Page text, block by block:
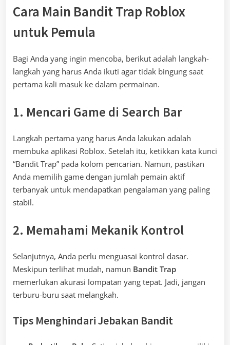
Cara Main Bandit Trap Roblox
untuk Pemula
Bagi Anda yang ingin mencoba, berikut adalah langkah-
langkah yang harus Anda ikuti agar tidak bingung saat
pertama kali masuk ke dalam permainan.
1. Mencari Game di Search Bar
Langkah pertama yang harus Anda lakukan adalah
membuka aplikasi Roblox. Setelah itu, ketikkan kata kunci
“Bandit Trap” pada kolom pencarian. Namun, pastikan
Anda memilih game dengan jumlah pemain aktif
terbanyak untuk mendapatkan pengalaman yang paling
stabil.
2. Memahami Mekanik Kontrol
Selanjutnya, Anda perlu menguasai kontrol dasar.
Meskipun terlihat mudah, namun Bandit Trap
memerlukan akurasi lompatan yang tepat. Jadi, jangan
terburu-buru saat melangkah.
Tips Menghindari Jebakan Bandit